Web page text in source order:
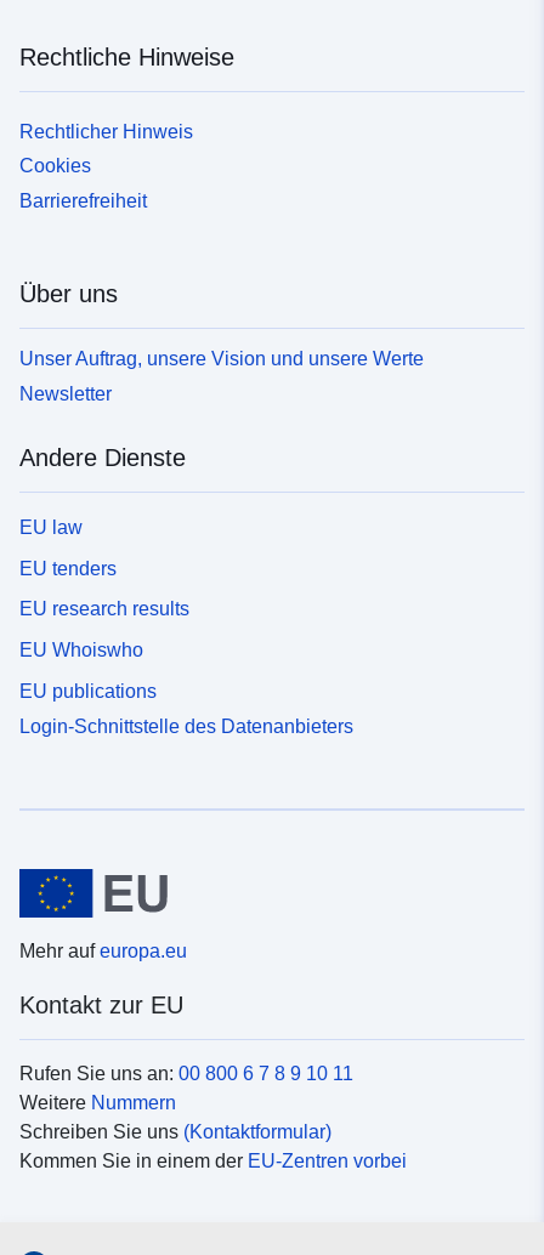
Rechtliche Hinweise
Rechtlicher Hinweis
Cookies
Barrierefreiheit
Über uns
Unser Auftrag, unsere Vision und unsere Werte
Newsletter
Andere Dienste
EU law
EU tenders
EU research results
EU Whoiswho
EU publications
Login-Schnittstelle des Datenanbieters
Mehr aufeuropa.eu
Kontakt zur EU
Rufen Sie uns an: 00 800 6 7 8 9 10 11
Weitere Nummern
Schreiben Sie uns (Kontaktformular)
Kommen Sie in einem der EU-Zentren vorbei